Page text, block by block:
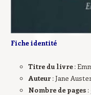
Fiche identité
Titre du livre:
Auteur: Jane
Nombre de pages: